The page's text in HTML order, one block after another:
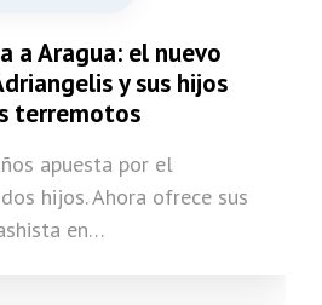
a Aragua: el nuevo
y sus hijos
terremotos
apuesta por el
hijos. Ahora ofrece sus
en…